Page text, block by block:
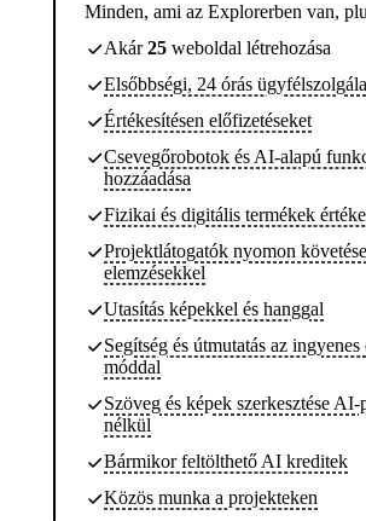
Minden, ami az Explorerben van,
Akár25 weboldal létrehozása
Elsőbbségi, 24 órás
Értékesítésen előfizetéseket
Csevegőrobotok és AI-alapú
hozzáadása
Fizikai és digitális termékek
Projektlátogatók nyomon követése
elemzésekkel
Utasítás képekkel és hanggal
Segítség és útmutatás az ingyenes
móddal
Szöveg és képek szerkesztése
nélkül
Bármikor feltölthető AI kreditek
Közös munka a projekteken